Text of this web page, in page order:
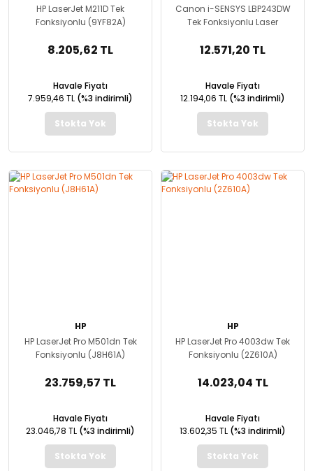
HP LaserJet M211D Tek
Fonksiyonlu (9YF82A)
8.205,62 TL
Havale Fiyatı
7.959,46 TL (%3 indirimli)
Stokta Yok
Canon i-SENSYS LBP243DW
Tek Fonksiyonlu Laser
12.571,20 TL
Havale Fiyatı
12.194,06 TL (%3 indirimli)
Stokta Yok
HP
HP LaserJet Pro M501dn Tek
Fonksiyonlu (J8H61A)
23.759,57 TL
Havale Fiyatı
23.046,78 TL (%3 indirimli)
Stokta Yok
HP
HP LaserJet Pro 4003dw Tek
Fonksiyonlu (2Z610A)
14.023,04 TL
Havale Fiyatı
13.602,35 TL (%3 indirimli)
Stokta Yok